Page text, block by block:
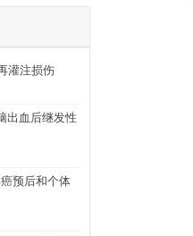
灌注损伤
出血后继发性
预后和个体